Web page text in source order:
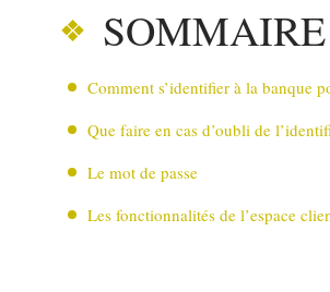
SOMMAIRE
Comment s’identifier à la banque
Que faire en cas d’oubli de
Le mot de passe
Les fonctionnalités de l’espace